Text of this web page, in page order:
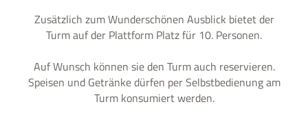
Zusätzlich zum Wunderschönen Ausblick bietet der
Turm auf der Plattform Platz für 10. Personen.
Auf Wunsch können sie den Turm auch reservieren.
Speisen und Getränke dürfen per Selbstbedienung am
Turm konsumiert werden.